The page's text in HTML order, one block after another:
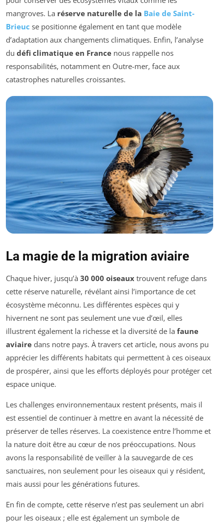
mangroves. La réserve naturelle de la Baie de Saint-
Brieuc se positionne également en tant que modèle
d’adaptation aux changements climatiques. Enfin, l’analyse
du défi climatique en France nous rappelle nos
responsabilités, notamment en Outre-mer, face aux
catastrophes naturelles croissantes.
La magie de la migration aviaire
Chaque hiver, jusqu’à 30 000 oiseaux trouvent refuge dans
cette réserve naturelle, révélant ainsi l’importance de cet
écosystème méconnu. Les différentes espèces qui y
hivernent ne sont pas seulement une vue d’œil, elles
illustrent également la richesse et la diversité de la faune
aviaire dans notre pays. À travers cet article, nous avons pu
apprécier les différents habitats qui permettent à ces oiseaux
de prospérer, ainsi que les efforts déployés pour protéger cet
espace unique.
Les challenges environnementaux restent présents, mais il
est essentiel de continuer à mettre en avant la nécessité de
préserver de telles réserves. La coexistence entre l’homme et
la nature doit être au cœur de nos préoccupations. Nous
avons la responsabilité de veiller à la sauvegarde de ces
sanctuaires, non seulement pour les oiseaux qui y résident,
mais aussi pour les générations futures.
En fin de compte, cette réserve n’est pas seulement un abri
pour les oiseaux ; elle est également un symbole de